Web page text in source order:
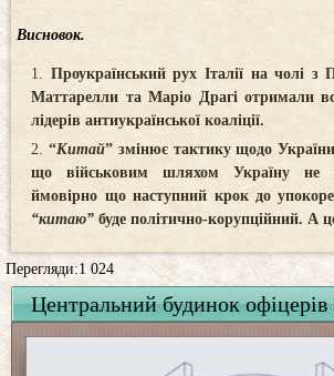
Висновок.
Проукраїнський рух Італії на чолі з
Маттарелли та Маріо Драгі отримали
лідерів антиукраїнської коаліції.
“Китай” змінює тактику щодо
що військовим шляхом Україну не
ймовірно що наступний крок до
“китаю” буде політично-корупційний. А
Перегляди:1 024
Центральний будинок